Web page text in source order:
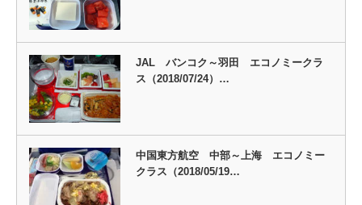
JAL バンコク～羽田 エコノミークラ
ス（2018/07/24）…
中国東方航空 中部～上海 エコノミー
クラス（2018/05/19…